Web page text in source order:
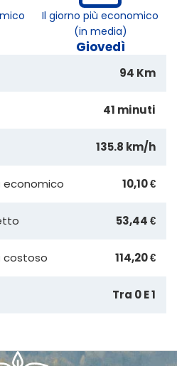
Il giorno più economico
(in media)
Giovedì
94 Km
41 minuti
135.8 km/h
economico 10,10 €
53,44 €
costoso 114,20 €
Tra 0 E 1